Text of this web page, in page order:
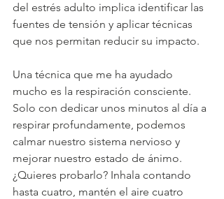
del estrés adulto implica identificar las
fuentes de tensión y aplicar técnicas
que nos permitan reducir su impacto.
Una técnica que me ha ayudado
mucho es la respiración consciente.
Solo con dedicar unos minutos al día a
respirar profundamente, podemos
calmar nuestro sistema nervioso y
mejorar nuestro estado de ánimo.
¿Quieres probarlo? Inhala contando
hasta cuatro, mantén el aire cuatro